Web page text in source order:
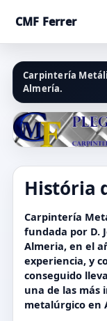
Carpintería
Almería.
CMF Ferrer
História
Carpintería
fundada por D.
Almeria, en el
experiencia, y
conseguido
una de las más
metalúrgico en